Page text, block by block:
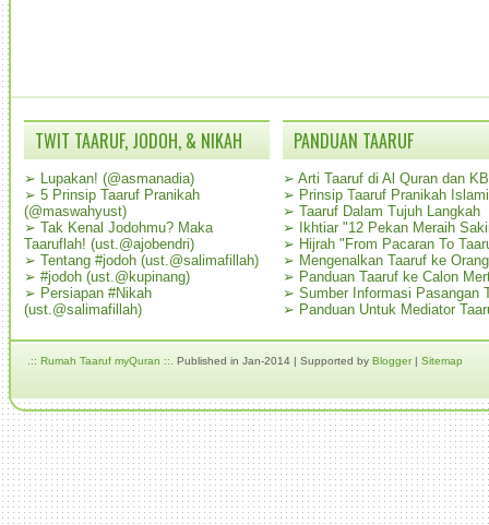
TWIT TAARUF, JODOH, & NIKAH
➢ Lupakan! (@asmanadia)
➢ 5 Prinsip Taaruf Pranikah
(@maswahyust)
➢ Tak Kenal Jodohmu? Maka
Taaruflah! (ust.@ajobendri)
➢ Tentang #jodoh (ust.@salimafillah)
➢ #jodoh (ust.@kupinang)
➢ Persiapan #Nikah
(ust.@salimafillah)
PANDUAN TAARUF
➢ Arti Taaruf di Al Quran dan
➢ Prinsip Taaruf Pranikah Islami
➢ Taaruf Dalam Tujuh Langkah
➢
Ikhtiar "12 Pekan Meraih
➢ Hijrah "From Pacaran To
➢ Mengenalkan Taaruf ke
➢ Panduan Taaruf ke Calon
➢ Sumber Informasi Pasangan
➢ Panduan Untuk Mediator
.:: Rumah Taaruf myQuran ::. Published in Jan-2014 | Supported by Blogger| Sitemap